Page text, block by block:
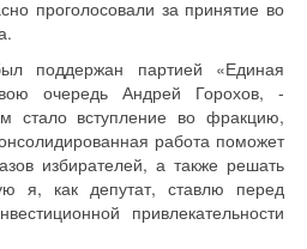
проголосовали за принятие во
поддержан партией «Единая
очередь Андрей Горохов, -
стало вступление во фракцию,
работа поможет
избирателей, а также решать
я, как депутат, ставлю перед
привлекательности